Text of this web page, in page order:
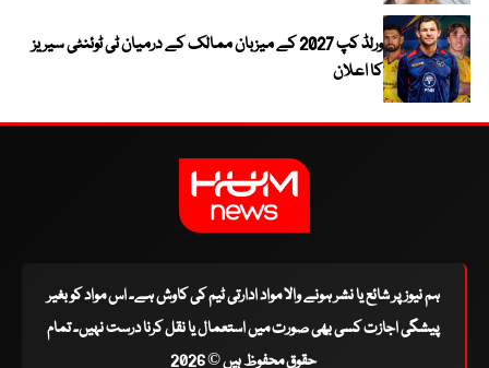
ورلڈ کپ 2027 کے میزبان ممالک کے درمیان ٹی ٹوئنٹی سیریز
کا اعلان
ہم نیوز پر شائع یا نشر ہونے والا مواد ادارتی ٹیم کی کاوش ہے۔ اس مواد کو بغیر
پیشگی اجازت کسی بھی صورت میں استعمال یا نقل کرنا درست نہیں۔ تمام
حقوق محفوظ ہیں © 2026